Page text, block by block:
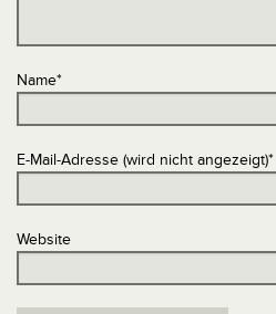
Name*
E-Mail-Adresse (wird nicht angezeigt)*
Website